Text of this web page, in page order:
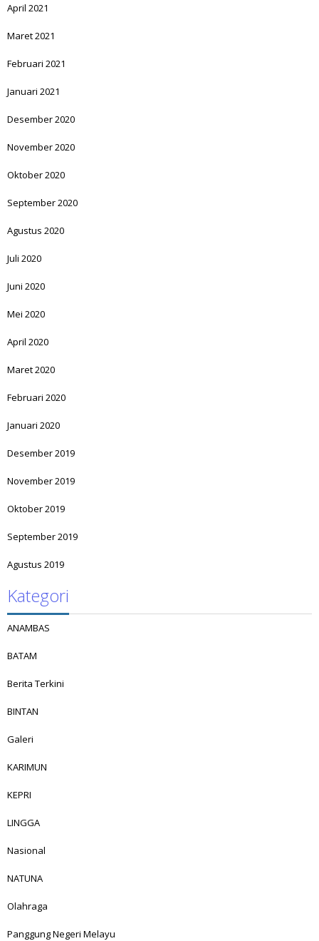
April 2021
Maret 2021
Februari 2021
Januari 2021
Desember 2020
November 2020
Oktober 2020
September 2020
Agustus 2020
Juli 2020
Juni 2020
Mei 2020
April 2020
Maret 2020
Februari 2020
Januari 2020
Desember 2019
November 2019
Oktober 2019
September 2019
Agustus 2019
Kategori
ANAMBAS
BATAM
Berita Terkini
BINTAN
Galeri
KARIMUN
KEPRI
LINGGA
Nasional
NATUNA
Olahraga
Panggung Negeri Melayu